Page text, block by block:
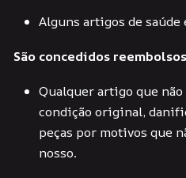
Alguns artigos de saúde
São concedidos
Qualquer artigo que
condição original,
peças por motivos que
nosso.